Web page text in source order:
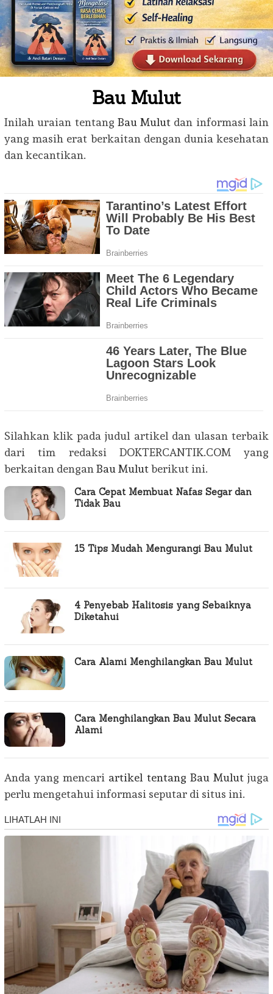
Bau Mulut
Inilah uraian tentang Bau Mulut dan informasi lain
yang masih erat berkaitan dengan dunia kesehatan
dan kecantikan.
Silahkan klik pada judul artikel dan ulasan terbaik
dari tim redaksi DOKTERCANTIK.COM yang
berkaitan dengan Bau Mulutberikut ini.
Cara Cepat Membuat Nafas Segar dan
Tidak Bau
15 Tips Mudah Mengurangi Bau Mulut
4 Penyebab Halitosis yang Sebaiknya
Diketahui
Cara Alami Menghilangkan Bau Mulut
Cara Menghilangkan Bau Mulut Secara
Alami
Anda yang mencari artikel tentang Bau Mulutjuga
perlu mengetahui informasi seputar di situs ini.